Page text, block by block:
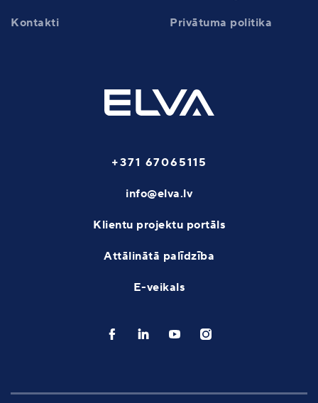
Kontakti
Privātuma politika
+371 67065115
info@elva.lv
Klientu projektu portāls
Attālinātā palīdzība
E-veikals